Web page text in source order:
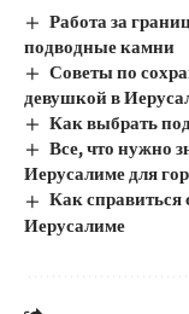
Работа за
подводные камни
Советы по
девушкой в
Как выбрать
Все, что нужно
Иерусалиме для
Как
Иерусалиме